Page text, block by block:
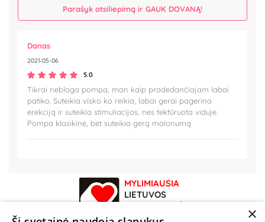
Parašyk atsiliepimą ir GAUK DOVANĄ!
Danas
2021-05-06
5.0
Tikrai nebloga pompa, man kaip pradedančiajam labai
patiko. Suteikia visko ko reikia, labai gerai pagerina
erekciją ir suteikia stimuliacijos, nes tektūruota viduje.
Pompa klasikinė, bet suteikia gerą malonumą
MYLIMIAUSIA
LIETUVOS
PARDUOTUVĖ
×